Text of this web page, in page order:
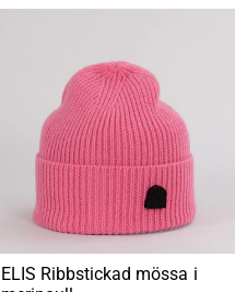
ELIS Ribbstickad mössa i